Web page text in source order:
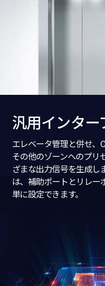
汎用インター
エレベータ管理と併せ
その他のゾーンへのプリ
ざまな出力信号を生成し
は、補助ポートとリレー
単に設定できます。